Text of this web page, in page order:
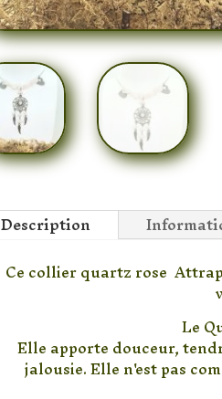
Description
Ce collier quartz rose
Le
Elle apporte douceur,
jalousie. Elle n'est pas